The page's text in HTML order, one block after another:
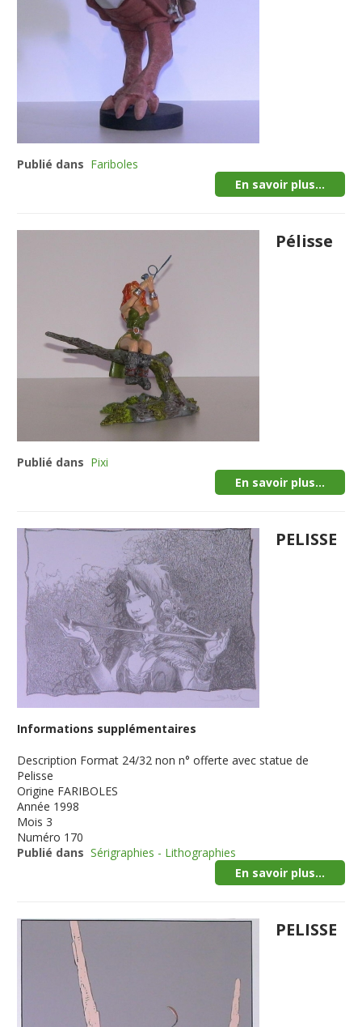
Publié dans Fariboles
En savoir plus...
Pélisse
Publié dans Pixi
En savoir plus...
PELISSE
Informations supplémentaires
Description Format 24/32 non n° offerte avec statue de
Pelisse
Origine FARIBOLES
Année 1998
Mois 3
Numéro 170
Publié dans Sérigraphies - Lithographies
En savoir plus...
PELISSE